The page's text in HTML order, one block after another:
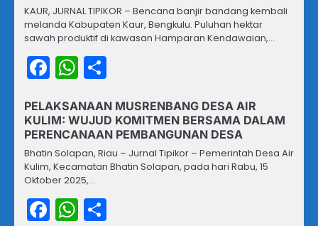
KAUR, JURNAL TIPIKOR – Bencana banjir bandang kembali
melanda Kabupaten Kaur, Bengkulu. Puluhan hektar
sawah produktif di kawasan Hamparan Kendawaian,…
Facebook
WhatsApp
PELAKSANAAN MUSRENBANG DESA AIR
KULIM: WUJUD KOMITMEN BERSAMA DALAM
PERENCANAAN PEMBANGUNAN DESA
Bhatin Solapan, Riau – Jurnal Tipikor – Pemerintah Desa Air
Kulim, Kecamatan Bhatin Solapan, pada hari Rabu, 15
Oktober 2025,…
Facebook
WhatsApp